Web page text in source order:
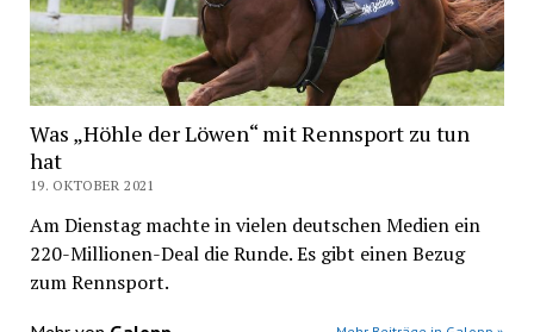
Was „Höhle der Löwen“ mit Rennsport zu tun
hat
19. OKTOBER 2021
Am Dienstag machte in vielen deutschen Medien ein
220-Millionen-Deal die Runde. Es gibt einen Bezug
zum Rennsport.